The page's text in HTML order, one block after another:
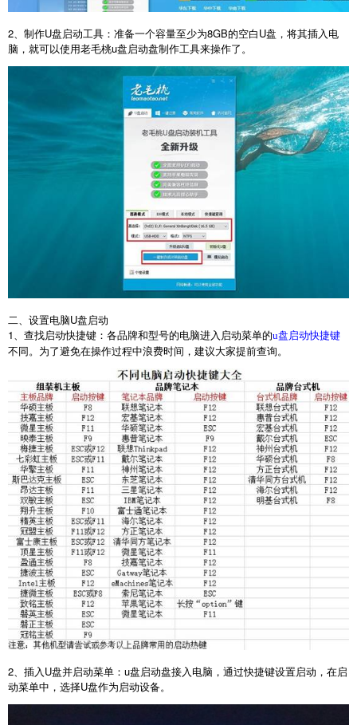
2、制作U盘启动工具：准备一个容量至少为8GB的空白U盘，将其插入电
脑，就可以使用老毛桃u盘启动盘制作工具来操作了。
二、设置电脑U盘启动
1、查找启动快捷键：各品牌和型号的电脑进入启动菜单的u盘启动快捷键
不同。为了避免在操作过程中浪费时间，建议大家提前查询。
2、插入U盘并启动菜单： u盘启动盘接入电脑，通过快捷键设置启动，在启
动菜单中，选择U盘作为启动设备。